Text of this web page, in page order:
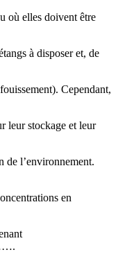
où elles doivent être
à disposer et, de
Cependant,
leur stockage et leur
de l’environnement.
en